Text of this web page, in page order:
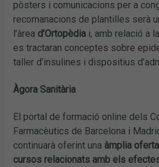
pòsters i comunicacions per a
recomanacions de plantilles serà
l’àrea d’Ortopèdia i, amb relació a la
es tractaran conceptes sobre
taller d’insulines i dispositius
Àgora Sanitària
El portal de formació online dels
Farmacèutics de Barcelona i
continuarà oferint una àmplia
cursos relacionats amb els